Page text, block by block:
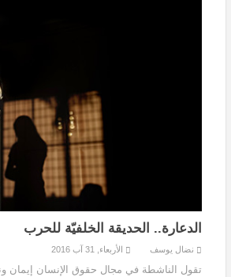
الدعارة.. الحديقة الخلفيّة للحرب
نضال يوسف الأربعاء, 31 آب 2016
تقول الناشطة في مجال حقوق الإنسان إيمان